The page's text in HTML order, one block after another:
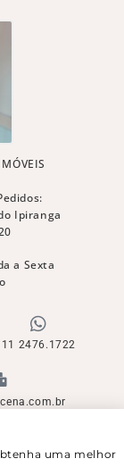
Ipiranga
a Sexta
11 2476.1722
©
uma melhor